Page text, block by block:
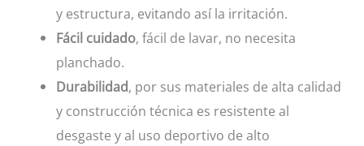
y estructura, evitando así la irritación.
Fácil cuidado, fácil de lavar, no necesita
planchado.
Durabilidad, por sus materiales de alta calidad
y construcción técnica es resistente al
desgaste y al uso deportivo de alto